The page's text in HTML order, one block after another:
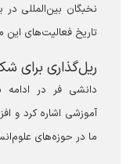
نخبگان بین‌المللی
تاریخ فعالیت‌های این
ریل‌گذاری برای
دانشی فر در ادامه
آموزشی اشاره کرد و
ما در حوزه‌های